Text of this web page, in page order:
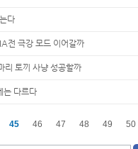
다
전 극강 모드 이어갈까
리 토끼 사냥 성공할까
는 다르다
45 46 47 48 49 50